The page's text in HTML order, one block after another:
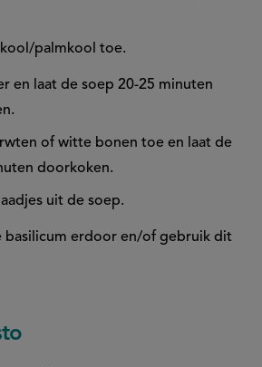
palmkool toe.
en laat de soep 20-25 minuten
of witte bonen toe en laat de
doorkoken.
uit de soep.
basilicum erdoor en/of gebruik dit